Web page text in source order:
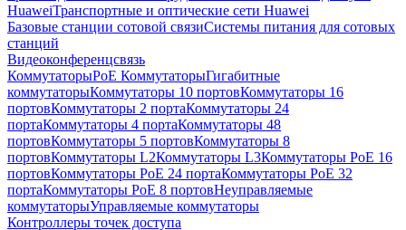
HuaweiТранспортные и оптические сети Huawei
Базовые станции сотовой связиСистемы питания для сотовых
станций
Видеоконференцсвязь
КоммутаторыPoE КоммутаторыГигабитные
коммутаторыКоммутаторы 10 портовКоммутаторы 16
портовКоммутаторы 2 портаКоммутаторы 24
портаКоммутаторы 4 портаКоммутаторы 48
портовКоммутаторы 5 портовКоммутаторы 8
портовКоммутаторы L2Коммутаторы L3Коммутаторы PoE 16
портовКоммутаторы PoE 24 портаКоммутаторы PoE 32
портаКоммутаторы PoE 8 портовНеуправляемые
коммутаторыУправляемые коммутаторы
Контроллеры точек доступа